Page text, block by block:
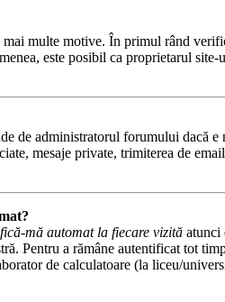
multe motive. În primul rând
este posibil ca proprietarul
de administratorul forumului dacă
mesaje private, trimiterea de
mă automat la fiecare vizită atunci
Pentru a rămâne autentificat tot
de calculatoare (la liceu/